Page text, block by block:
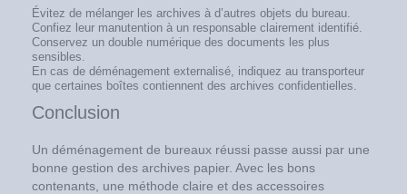
Évitez de mélanger les archives à d’autres objets du bureau.
Confiez leur manutention à un responsable clairement identifié.
Conservez un double numérique des documents les plus
sensibles.
En cas de déménagement externalisé, indiquez au transporteur
que certaines boîtes contiennent des archives confidentielles.
Conclusion
Un déménagement de bureaux réussi passe aussi par une
bonne gestion des archives papier. Avec les bons
contenants, une méthode claire et des accessoires